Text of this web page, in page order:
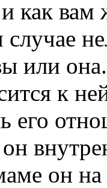
как
или она.
к
его
он